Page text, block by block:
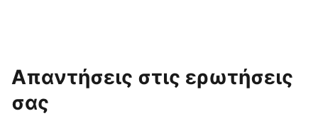
Απαντήσεις στις ερωτήσεις
σας